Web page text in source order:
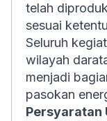
telah
sesuai
Seluruh
wilayah
menjadi
pasokan
Persyaratan